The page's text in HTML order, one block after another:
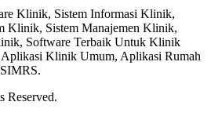
Klinik, Sistem Informasi Klinik,
Klinik, Sistem Manajemen Klinik,
Software Terbaik Untuk Klinik
Klinik Umum, Aplikasi Rumah
Reserved.